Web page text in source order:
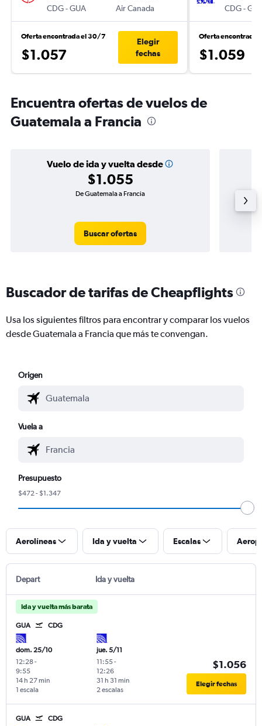
CDG-GUA
Air Canada
Oferta encontrada el 30/7
$1.057
Elegir
fechas
CDG-
Oferta encontrada
$1.059
Encuentra ofertas de vuelos de
Guatemala a Francia
Vuelo de ida y vuelta desde
$1.055
De Guatemala a Francia
Buscar ofertas
Buscador de tarifas de Cheapflights
Usa los siguientes filtros para encontrar y comparar los vuelos
desde Guatemala a Francia que más te convengan.
Origen
Vuela a
Presupuesto
$472 - $1.347
Aerolíneas Ida y vuelta Escalas
Depart Ida y vuelta
Ida y vuelta más barata
GUA CDG
dom. 25/10
12:28-
9:55
1 escala
14 h 27 min
jue. 5/11
11:55-
12:26
2 escalas
31 h 31 min
$1.056
Elegir fechas
GUA CDG